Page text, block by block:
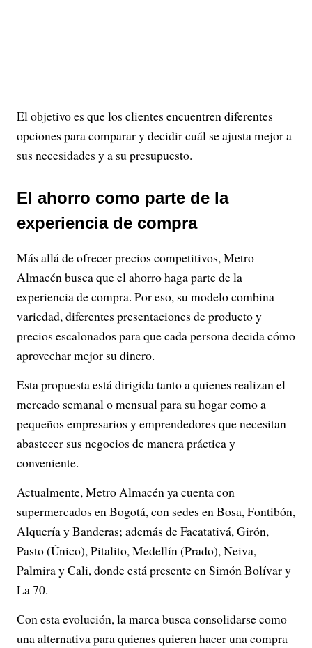
El objetivo es que los clientes encuentren diferentes
opciones para comparar y decidir cuál se ajusta mejor a
sus necesidades y a su presupuesto.
El ahorro como parte de la
experiencia de compra
Más allá de ofrecer precios competitivos, Metro
Almacén busca que el ahorro haga parte de la
experiencia de compra. Por eso, su modelo combina
variedad, diferentes presentaciones de producto y
precios escalonados para que cada persona decida cómo
aprovechar mejor su dinero.
Esta propuesta está dirigida tanto a quienes realizan el
mercado semanal o mensual para su hogar como a
pequeños empresarios y emprendedores que necesitan
abastecer sus negocios de manera práctica y
conveniente.
Actualmente, Metro Almacén ya cuenta con
supermercados en Bogotá, con sedes en Bosa, Fontibón,
Alquería y Banderas; además de Facatativá, Girón,
Pasto (Único), Pitalito, Medellín (Prado), Neiva,
Palmira y Cali, donde está presente en Simón Bolívar y
La 70.
Con esta evolución, la marca busca consolidarse como
una alternativa para quienes quieren hacer una compra